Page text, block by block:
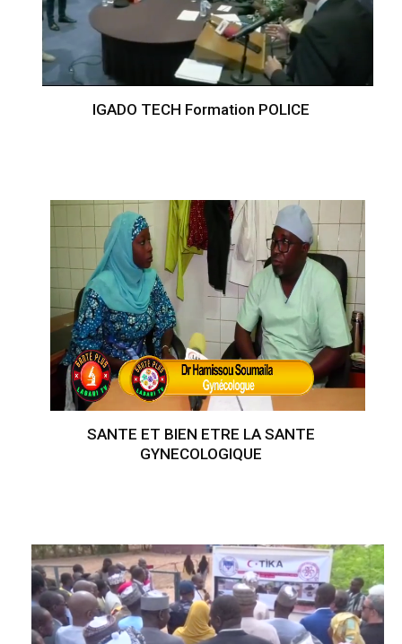
IGADO TECH Formation POLICE
SANTE ET BIEN ETRE LA SANTE
GYNECOLOGIQUE